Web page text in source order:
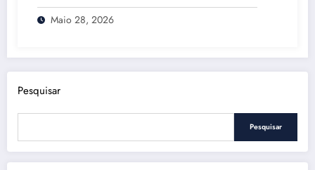
Maio 28, 2026
Pesquisar
Pesquisar